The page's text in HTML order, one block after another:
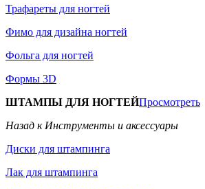
Трафареты для ногтей
Фимо для дизайна ногтей
Фольга для ногтей
Формы 3D
ШТАМПЫ ДЛЯ НОГТЕЙПросмотреть
Назад к Инструменты и аксессуары
Диски для штампинга
Лак для штампинга